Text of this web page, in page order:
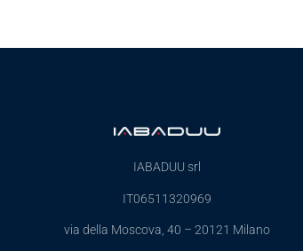
IABADUU srl
IT06511320969
via della Moscova, 40 – 20121 Milano